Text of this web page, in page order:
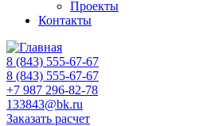
Проекты
Контакты
8 (843) 555-67-67
8 (843) 555-67-67
+7 987 296-82-78
133843@bk.ru
Заказать расчет